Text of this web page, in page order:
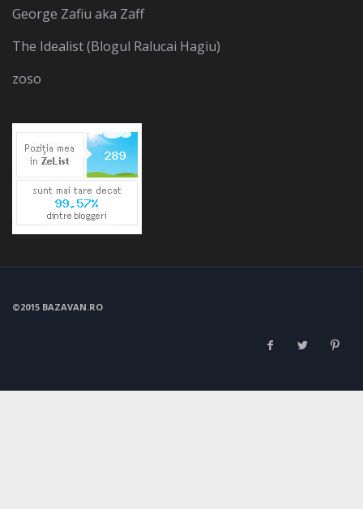
George Zafiu aka Zaff
The Idealist (Blogul Ralucai Hagiu)
zoso
©2015 BAZAVAN.RO